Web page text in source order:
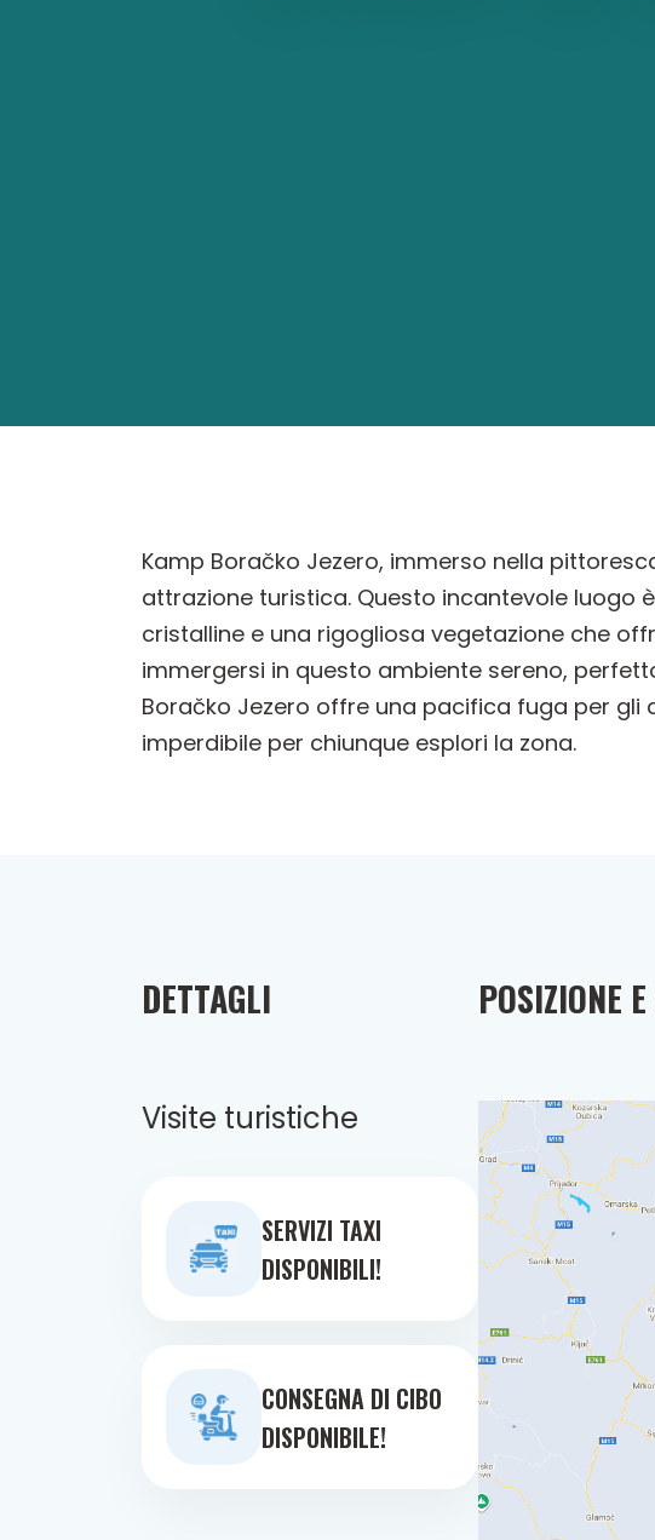
Kamp Boračko Jezero, immerso nella
attrazione turistica. Questo incantevole luogo
cristalline e una rigogliosa vegetazione che
immergersi in questo ambiente sereno,
Boračko Jezero offre una pacifica fuga per
imperdibile per chiunque esplori la zona.
DETTAGLI
Visite turistiche
SERVIZI TAXI
DISPONIBILI!
CONSEGNA DI CIBO
DISPONIBILE!
POSIZIONE